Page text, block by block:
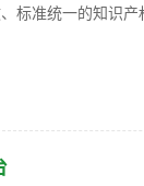
标准统一的知识